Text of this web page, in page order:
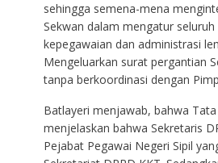
sehingga semena-mena
Sekwan dalam mengatur
kepegawaian dan administrasi
Mengeluarkan surat pergantian
tanpa berkoordinasi dengan
Batlayeri menjawab, bahwa
menjelaskan bahwa Sekretaris
Pejabat Pegawai Negeri Sipil